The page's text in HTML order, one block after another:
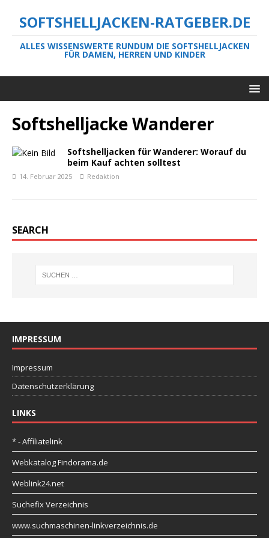
SOFTSHELLJACKEN-RATGEBER.DE
ALLES WISSENSWERTE RUNDUM DIE SOFTSHELLJACKEN
FÜR DAMEN, HERREN UND KINDER
Softshelljacke Wanderer
Softshelljacken für Wanderer: Worauf du
beim Kauf achten solltest
14. Februar 2025 Redaktion
SEARCH
IMPRESSUM
Impressum
Datenschutzerklärung
LINKS
* - Affiliatelink
Webkatalog Findorama.de
Weblink24.net
Suchefix Verzeichnis
www.suchmaschinen-linkverzeichnis.de